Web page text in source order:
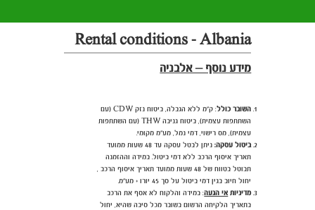
Rental conditions - Albania
מידע נוסף – אלבניה
השובר כולל: ק"מ ללא הגבלה, ביטוח נזק CDW
(עם
השתתפות עצמית), ביטוח גניבה THW(עם השתתפות
עצמית), מס רישוי, דמי נמל, מע"מ מקומי.
ביטול עסקה:
ניתן לבטל עסקה עד 48 שעות ממועד
תאריך איסוף הרכב ללא דמי ביטול. במידה וההזמנה
תבוטל בטווח של 48 שעות ממועד תאריך איסוף הרכב ,
יחול חיוב בגין דמי ביטול על סך 45 יורו + מע"מ.
מדיניות אי הגעה: במידה והלקוח לא אסף את הרכב
בתאריך הלקיחה הרשום בשובר מכל סיבה שהיא, יחול